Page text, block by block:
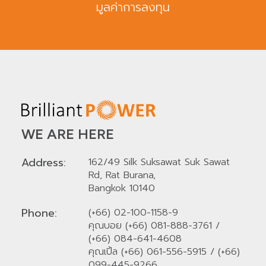
มูลค่าการลงทุน
WE ARE HERE
Address:
162/49 Silk Suksawat Suk Sawat
Rd, Rat Burana,
Bangkok 10140
Phone:
(+66) 02-100-1158-9
คุณบอย (+66) 081-888-3761 /
(+66) 084-641-4608
คุณเปิ้ล (+66) 061-556-5915 / (+66)